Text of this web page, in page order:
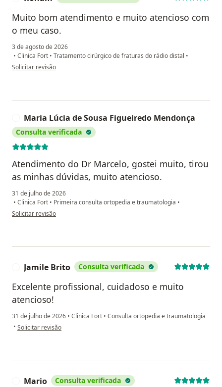
Muito bom atendimento e muito atencioso com
o meu caso.
3 de agosto de 2026
• Clinica Fort • Tratamento cirúrgico de fraturas do rádio distal •
na opinião do utilizador Ronam
Solicitar revisão
Maria Lúcia de Sousa Figueiredo Mendonça
Consulta verificada
Atendimento do Dr Marcelo, gostei muito, tirou
as minhas dúvidas, muito atencioso.
31 de julho de 2026
• Clinica Fort • Primeira consulta ortopedia e traumatologia •
na opinião do utilizador Maria Lúcia de Sousa Figueiredo Mendonça
Solicitar revisão
Jamile Brito Consulta verificada
Excelente profissional, cuidadoso e muito
atencioso!
31 de julho de 2026 • Clinica Fort • Consulta ortopedia e traumatologia
• na opinião do utilizador Jamile Brito
Solicitar revisão
Mario Consulta verificada